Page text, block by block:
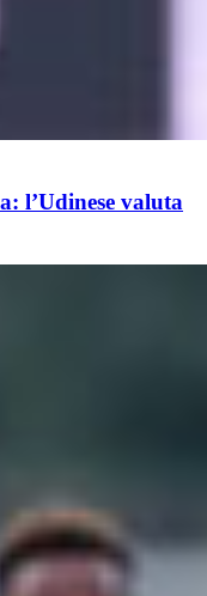
l’Udinese valuta